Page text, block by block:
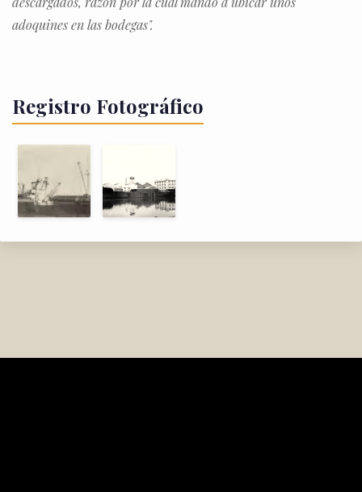
adoquines en las bodegas".
Registro Fotográfico